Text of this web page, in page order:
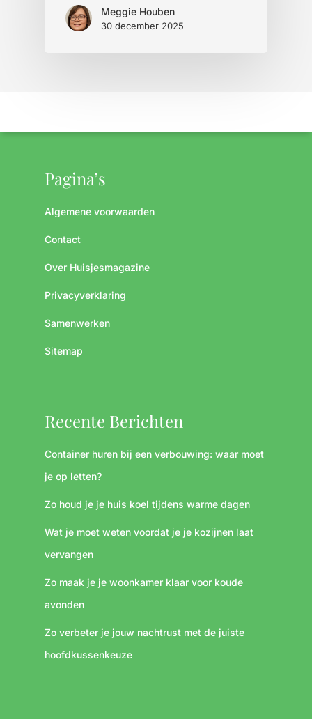
Meggie Houben
30 december 2025
Pagina’s
Algemene voorwaarden
Contact
Over Huisjesmagazine
Privacyverklaring
Samenwerken
Sitemap
Recente Berichten
Container huren bij een verbouwing: waar moet
je op letten?
Zo houd je je huis koel tijdens warme dagen
Wat je moet weten voordat je je kozijnen laat
vervangen
Zo maak je je woonkamer klaar voor koude
avonden
Zo verbeter je jouw nachtrust met de juiste
hoofdkussenkeuze